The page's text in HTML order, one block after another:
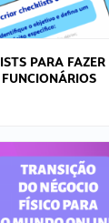
PARA FAZER